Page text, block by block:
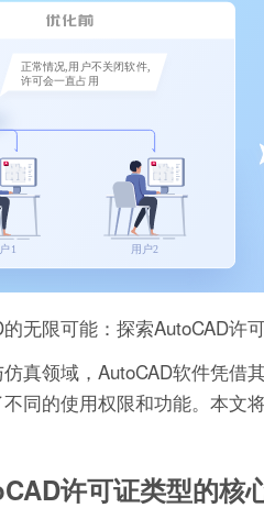
无限可能：探索AutoCAD许
真领域，AutoCAD软件凭借
同的使用权限和功能。本文
许可证类型的核